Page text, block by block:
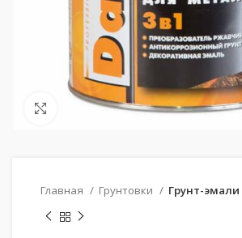
Нажмите, чтобы увеличить
Главная Грунтовки Грунт-